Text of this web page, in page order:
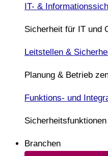
IT- &
Sicherheit für IT und
Leitstellen &
Planung & Betrieb
Funktions- und
Branchen